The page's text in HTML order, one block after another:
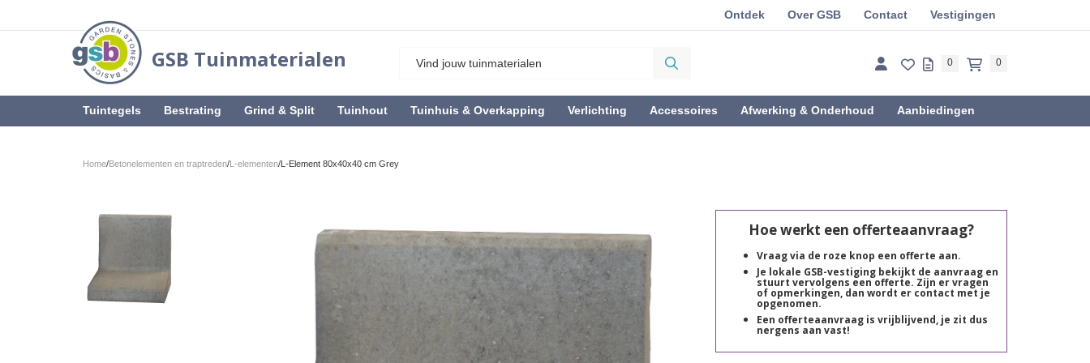
Ontdek Over GSB Contact Vestigingen
GSB Tuinmaterialen 0 0
Tuintegels Bestrating Grind & Split Tuinhout Tuinhuis & Overkapping Verlichting Accessoires Afwerking & Onderhoud Aanbiedingen
Home/Betonelementen en traptreden/L-elementen/L-Element 80x40x40 cm Grey
Hoe werkt een offerteaanvraag?
Vraag via de roze knop een offerte aan.
Je lokale GSB-vestiging bekijkt de aanvraag en
stuurt vervolgens een offerte. Zijn er vragen
of opmerkingen, dan wordt er contact met je
opgenomen.
Een offerteaanvraag is vrijblijvend, je zit dus
nergens aan vast!